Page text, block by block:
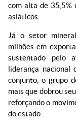
com alta de 35,5%
asiáticos.
Já o setor
milhões em
sustentado pelo
liderança nacional
conjunto, o grupo
mais que dobrou
reforçando o
do estado .